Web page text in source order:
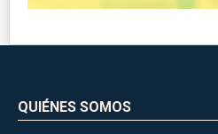
QUIÉNES SOMOS